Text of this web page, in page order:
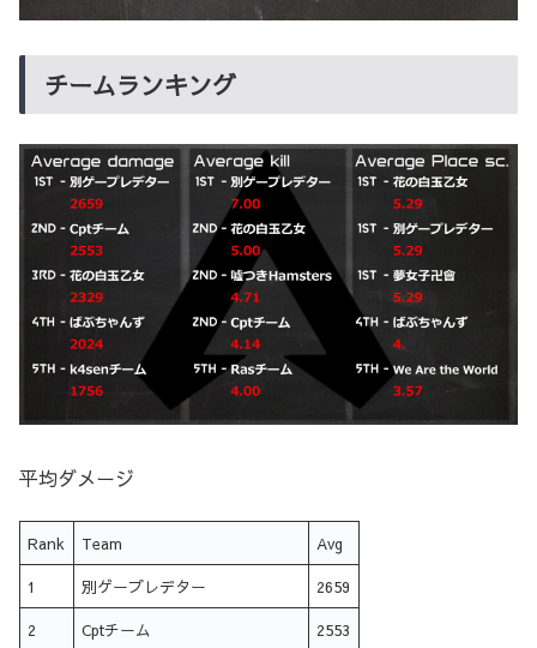
チームランキング
平均ダメージ
Rank Team Avg
1 別ゲープレデター 2659
2 Cptチーム 2553